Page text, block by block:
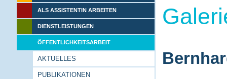
ALS ASSISTENTIN ARBEITEN
DIENSTLEISTUNGEN
ÖFFENTLICHKEITSARBEIT
AKTUELLES
PUBLIKATIONEN